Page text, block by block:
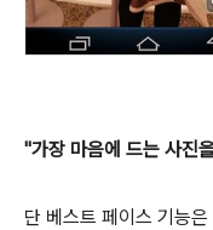
"가장 마음에 드는 사진
단 베스트 페이스 기능